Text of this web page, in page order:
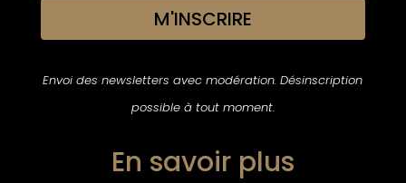
M'INSCRIRE
Envoi des newsletters avec modération. Désinscription
possible à tout moment.
En savoir plus